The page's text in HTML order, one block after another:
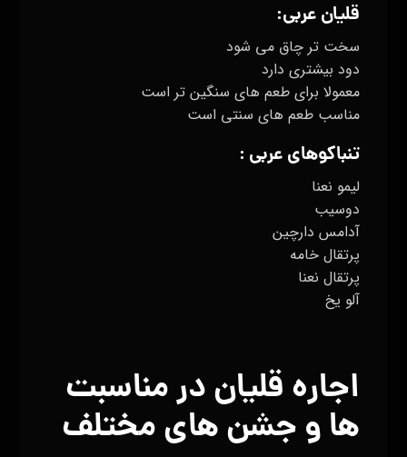
قلیان عربی:
سخت تر چاق می شود
دود بیشتری دارد
معمولا برای طعم های سنگین تر است
مناسب طعم های سنتی است
تنباکوهای عربی :
لیمو نعنا
دوسیب
آدامس دارچین
پرتقال خامه
پرتقال نعنا
آلو یخ
اجاره قلیان در مناسبت
ها و جشن های مختلف